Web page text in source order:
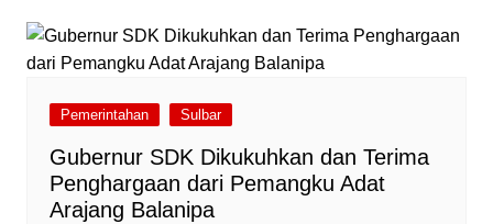
Pemerintahan Sulbar
Gubernur SDK Dikukuhkan dan Terima
Penghargaan dari Pemangku Adat
Arajang Balanipa